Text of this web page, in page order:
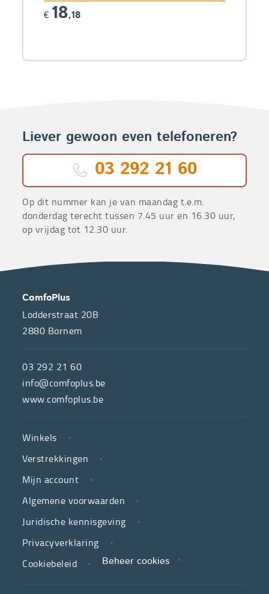
€ 18,18
Liever gewoon even telefoneren?
03 292 21 60
Op dit nummer kan je van maandag t.e.m.
donderdag terecht tussen 7.45 uur en 16.30 uur,
op vrijdag tot 12.30 uur.
OVER
ONS
de
hulpmiddelenwinkel
van
neutrale
ziekenfondsen,
is
partner
in
zorg.
We
CONTACT
ComfoPlus
Lodderstraat 20B
2880 Bornem
03 292 21 60
info@comfoplus.be
www.comfoplus.be
LINKS
Winkels
Verstrekkingen
Mijn account
Algemene voorwaarden
Juridische kennisgeving
Privacyverklaring
Cookiebeleid
Beheer cookies